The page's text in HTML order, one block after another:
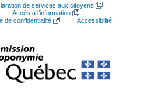
de services aux citoyens
Accès à l’information
de confidentialité
Accessibilité